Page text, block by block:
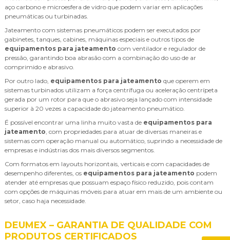
aço carbono e microesfera de vidro que podem variar em aplicações
pneumáticas ou turbinadas.
Jateamento com sistemas pneumáticos podem ser executados por
gabinetes, tanques, cabines, máquinas especiais e outros tipos de
equipamentos para jateamento com ventilador e regulador de
pressão, garantindo boa abrasão com a combinação do uso de ar
comprimido e abrasivo.
Por outro lado, equipamentos para jateamento que operem em
sistemas turbinados utilizam a força centrífuga ou aceleração centrípeta
gerada por um rotor para que o abrasivo seja lançado com intensidade
superior à 20 vezes a capacidade do jateamento pneumático.
É possível encontrar uma linha muito vasta de equipamentos para
jateamento, com propriedades para atuar de diversas maneiras e
sistemas com operação manual ou automático, suprindo a necessidade de
empresas e indústrias dos mais diversos segmentos.
Com formatos em layouts horizontais, verticais e com capacidades de
desempenho diferentes, os equipamentos para jateamento podem
atender até empresas que possuam espaço físico reduzido, pois contam
com opções de máquinas móveis para atuar em mais de um ambiente ou
setor, caso haja necessidade.
DEUMEX – GARANTIA DE QUALIDADE COM
PRODUTOS CERTIFICADOS